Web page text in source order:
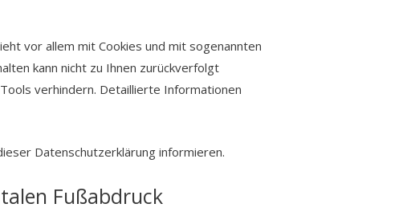
vor allem mit Cookies und mit sogenannten
kann nicht zu Ihnen zurückverfolgt
verhindern. Detaillierte Informationen
Datenschutzerklärung informieren.
Fußabdruck